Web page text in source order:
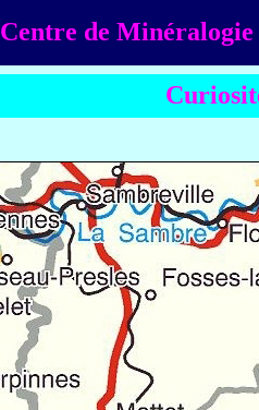
Centre de Minéralogie